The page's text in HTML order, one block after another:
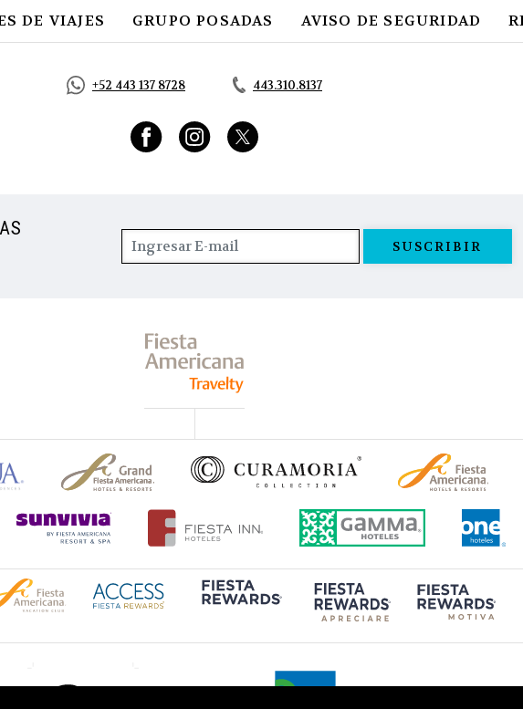
DE VIAJES GRUPO POSADAS AVISO DE SEGURIDAD
+52 443 137 8728 443.310.8137
SUSCRIBIR